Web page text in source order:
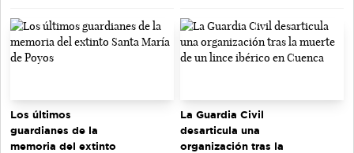
Los últimos
guardianes de la
memoria del extinto
La Guardia Civil
desarticula una
organización tras la